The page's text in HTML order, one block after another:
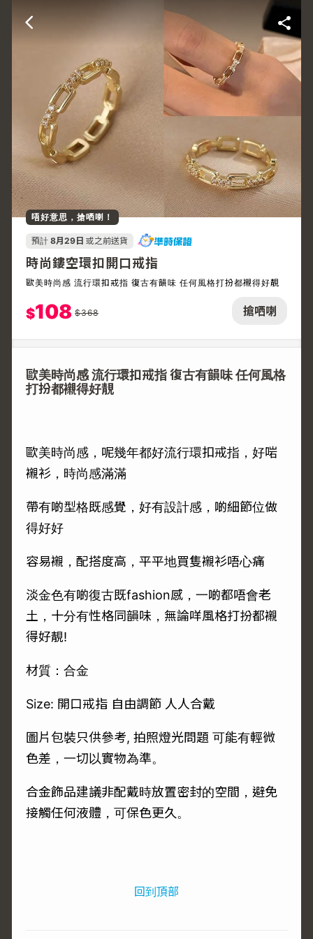
搶哂喇
唔好意思，搶哂喇！
預計 8月29日 或之前送貨
時尚鏤空環扣開口戒指
歐美時尚感 流行環扣戒指 復古有韻味 任何風格打扮都襯得好靚
$108 $368
歐美時尚感 流行環扣戒指 復古有韻味 任何風格
打扮都襯得好靚
歐美時尚感，呢幾年都好流行環扣戒指，好啱
襯衫，時尚感滿滿
帶有啲型格既感覺，好有設計感，啲細節位做
得好好
容易襯，配搭度高，平平地買隻襯衫唔心痛
淡金色有啲復古既fashion感，一啲都唔會老
土，十分有性格同韻味，無論咩風格打扮都襯
得好靚!
材質：合金
Size: 開口戒指 自由調節 人人合戴
圖片包裝只供參考, 拍照燈光問題 可能有輕微
色差，一切以實物為準。
合金飾品建議非配戴時放置密封的空間，避免
接觸任何液體，可保色更久。
回到頂部